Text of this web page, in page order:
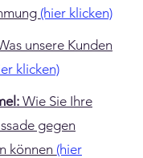
(hier klicken)
unsere Kunden
klicken)
Wie Sie Ihre
gegen
können (hier